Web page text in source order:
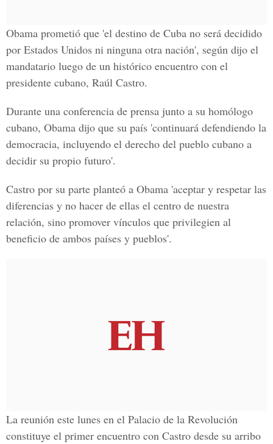
Obama prometió que 'el destino de Cuba no será decidido
por Estados Unidos ni ninguna otra nación', según dijo el
mandatario luego de un histórico encuentro con el
presidente cubano, Raúl Castro.
Durante una conferencia de prensa junto a su homólogo
cubano, Obama dijo que su país 'continuará defendiendo la
democracia, incluyendo el derecho del pueblo cubano a
decidir su propio futuro'.
Castro por su parte planteó a Obama 'aceptar y respetar las
diferencias y no hacer de ellas el centro de nuestra
relación, sino promover vínculos que privilegien al
beneficio de ambos países y pueblos'.
La reunión este lunes en el Palacio de la Revolución
constituye el primer encuentro con Castro desde su arribo